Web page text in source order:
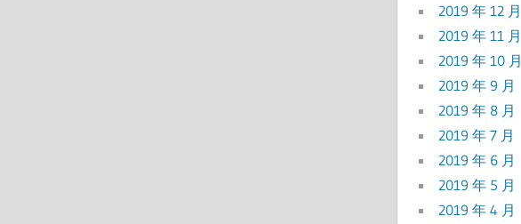
2019 年 12 月
2019 年 11 月
2019 年 10 月
2019 年 9 月
2019 年 8 月
2019 年 7 月
2019 年 6 月
2019 年 5 月
2019 年 4 月